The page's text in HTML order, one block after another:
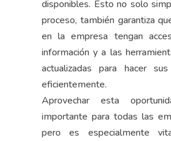
disponibles. Esto no solo
proceso, también garantiza
en la empresa tengan
información y a las
actualizadas para hacer
eficientemente.
Aprovechar esta
importante para todas las
pero es especialmente